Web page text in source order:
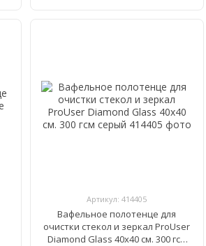
Артикул: 414405
Вафельное полотенце для
очистки стекол и зеркал ProUser
Diamond Glass 40х40 см. 300 гсм